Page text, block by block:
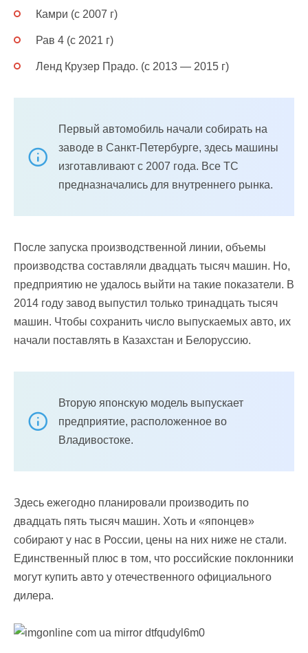
Камри (с 2007 г)
Рав 4 (с 2021 г)
Ленд Крузер Прадо. (с 2013 — 2015 г)
Первый автомобиль начали собирать на
заводе в Санкт-Петербурге, здесь машины
изготавливают с 2007 года. Все ТС
предназначались для внутреннего рынка.
После запуска производственной линии, объемы
производства составляли двадцать тысяч машин. Но,
предприятию не удалось выйти на такие показатели. В
2014 году завод выпустил только тринадцать тысяч
машин. Чтобы сохранить число выпускаемых авто, их
начали поставлять в Казахстан и Белоруссию.
Вторую японскую модель выпускает
предприятие, расположенное во
Владивостоке.
Здесь ежегодно планировали производить по
двадцать пять тысяч машин. Хоть и «японцев»
собирают у нас в России, цены на них ниже не стали.
Единственный плюс в том, что российские поклонники
могут купить авто у отечественного официального
дилера.